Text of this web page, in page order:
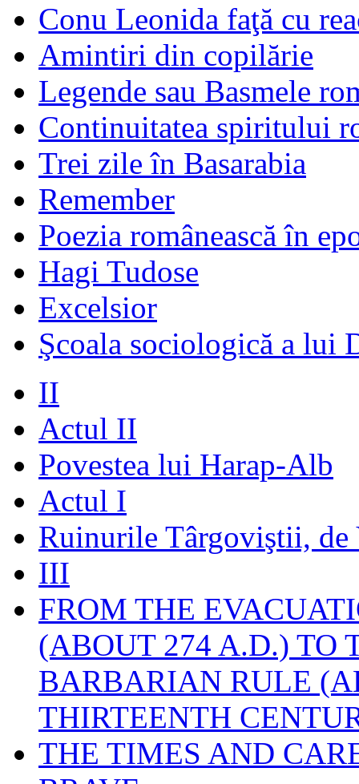
Conu Leonida faţă cu
Amintiri din copilărie
Legende sau Basmele
Continuitatea spiritului
Trei zile în Basarabia
Remember
Poezia românească în
Hagi Tudose
Excelsior
Şcoala sociologică a lui
II
Actul II
Povestea lui Harap-Alb
Actul I
Ruinurile Târgoviştii, de
III
FROM THE
(ABOUT 274 A.D.) TO
BARBARIAN RULE
THIRTEENTH
THE TIMES AND